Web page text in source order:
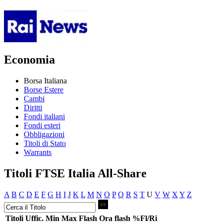
Economia
Borsa Italiana
Borse Estere
Cambi
Diritti
Fondi italiani
Fondi esteri
Obbligazioni
Titoli di Stato
Warrants
Titoli FTSE Italia All-Share
A B C D E F G H I J K L M N O P Q R S T U V W X Y Z
Titoli Uffic. Min Max Flash Ora flash %Fl/Ri